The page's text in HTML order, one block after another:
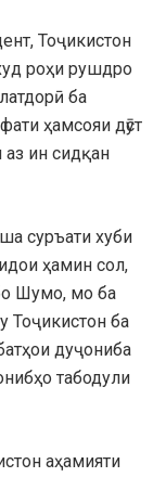
Тоҷикистон
роҳи рушдро
ба
ҳамсояи дӯст
ин сидқан
суръати хуби
ҳамин сол,
Шумо, мо ба
Тоҷикистон ба
дуҷониба
табодули
аҳамияти